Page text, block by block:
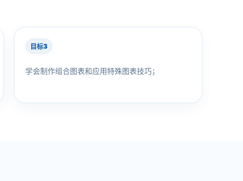
目标3
学会制作组合图表和应用特殊图表技巧；